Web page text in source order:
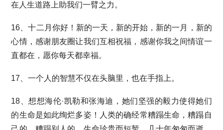
在人生道路上助我们一臂之力。
16、十二月你好！新的一天，新的开始，新的一月，新的
心情，感谢朋友圈让我们互相祝福，感谢你我之间情谊一
直都在，愿你每天都幸福。
17、一个人的智慧不仅在头脑里，也在手指上。
18、想想海伦·凯勒和张海迪，她们坚强的毅力使得她们
的生命是如此绚烂多姿！人类的确经常糟蹋生命，糟蹋自